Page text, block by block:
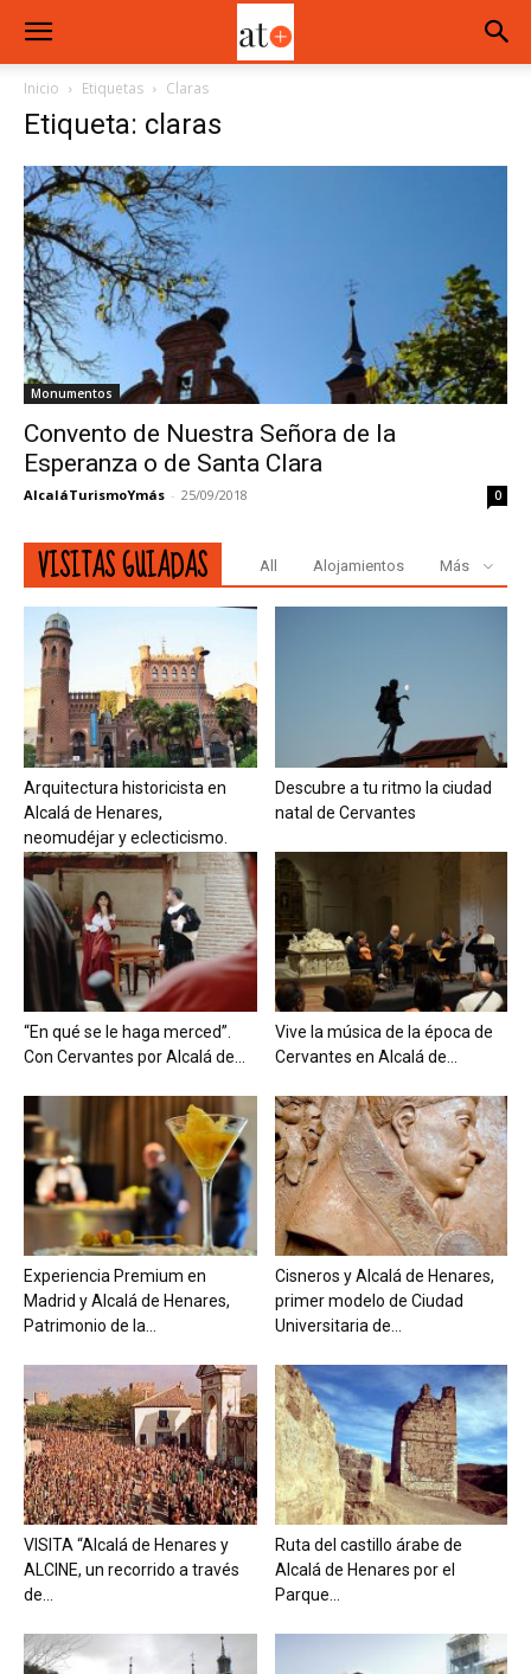
Inicio Etiquetas Claras
Etiqueta: claras
Monumentos
Convento de Nuestra Señora de la
Esperanza o de Santa Clara
AlcaláTurismoYmás - 25/09/2018 0
VISITAS GUIADAS All Alojamientos Más
Arquitectura historicista en
Alcalá de Henares,
neomudéjar y eclecticismo.
Descubre a tu ritmo la ciudad
natal de Cervantes
“En qué se le haga merced”.
Con Cervantes por Alcalá de...
Vive la música de la época de
Cervantes en Alcalá de...
Experiencia Premium en
Madrid y Alcalá de Henares,
Patrimonio de la...
Cisneros y Alcalá de Henares,
primer modelo de Ciudad
Universitaria de...
VISITA “Alcalá de Henares y
ALCINE, un recorrido a través
de...
Ruta del castillo árabe de
Alcalá de Henares por el
Parque...